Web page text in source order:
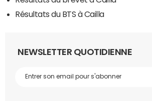
Résultats du BTS à Cailla
NEWSLETTER QUOTIDIENNE